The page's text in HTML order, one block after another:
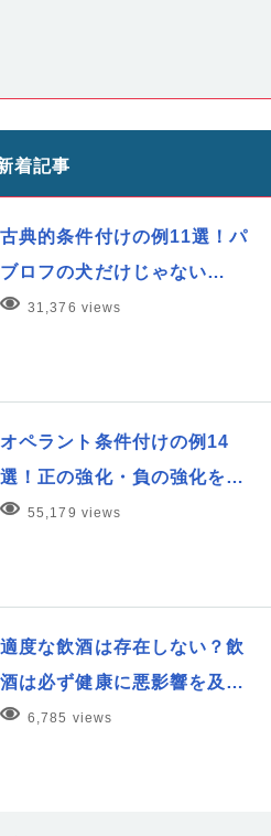
着記事
古典的条件付けの例11選！パ
ブロフの犬だけじゃない…
31,376 views
オペラント条件付けの例14
選！正の強化・負の強化を…
55,179 views
適度な飲酒は存在しない？飲
酒は必ず健康に悪影響を及…
6,785 views